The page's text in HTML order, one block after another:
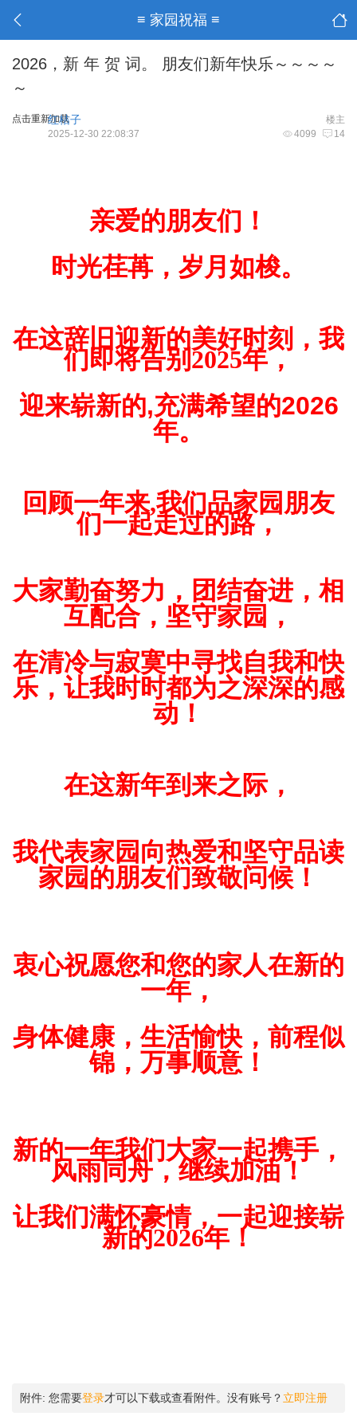
≡ 家园祝福 ≡
2026，新 年 贺 词。 朋友们新年快乐～～～～
～
点击重新加载 楼主
红桔子
4099 14
2025-12-30 22:08:37
亲爱的朋友们！
时光荏苒，岁月如梭。
在这辞旧迎新的美好时刻，我
们即将告别2025年，
迎来崭新的,充满希望的2026
年。
回顾一年来,我们品家园朋友
们一起走过的路，
大家勤奋努力，团结奋进，相
互配合，坚守家园，
在清冷与寂寞中寻找自我和快
乐，让我时时都为之深深的感
动！
在这新年到来之际，
我代表家园向热爱和坚守品读
家园的朋友们致敬问候！
衷心祝愿您和您的家人在新的
一年，
身体健康，生活愉快，前程似
锦，万事顺意！
新的一年我们大家一起携手，
风雨同舟，继续加油！
让我们满怀豪情，一起迎接崭
新的2026年！
附件: 您需要登录才可以下载或查看附件。没有账号？ 立即注册